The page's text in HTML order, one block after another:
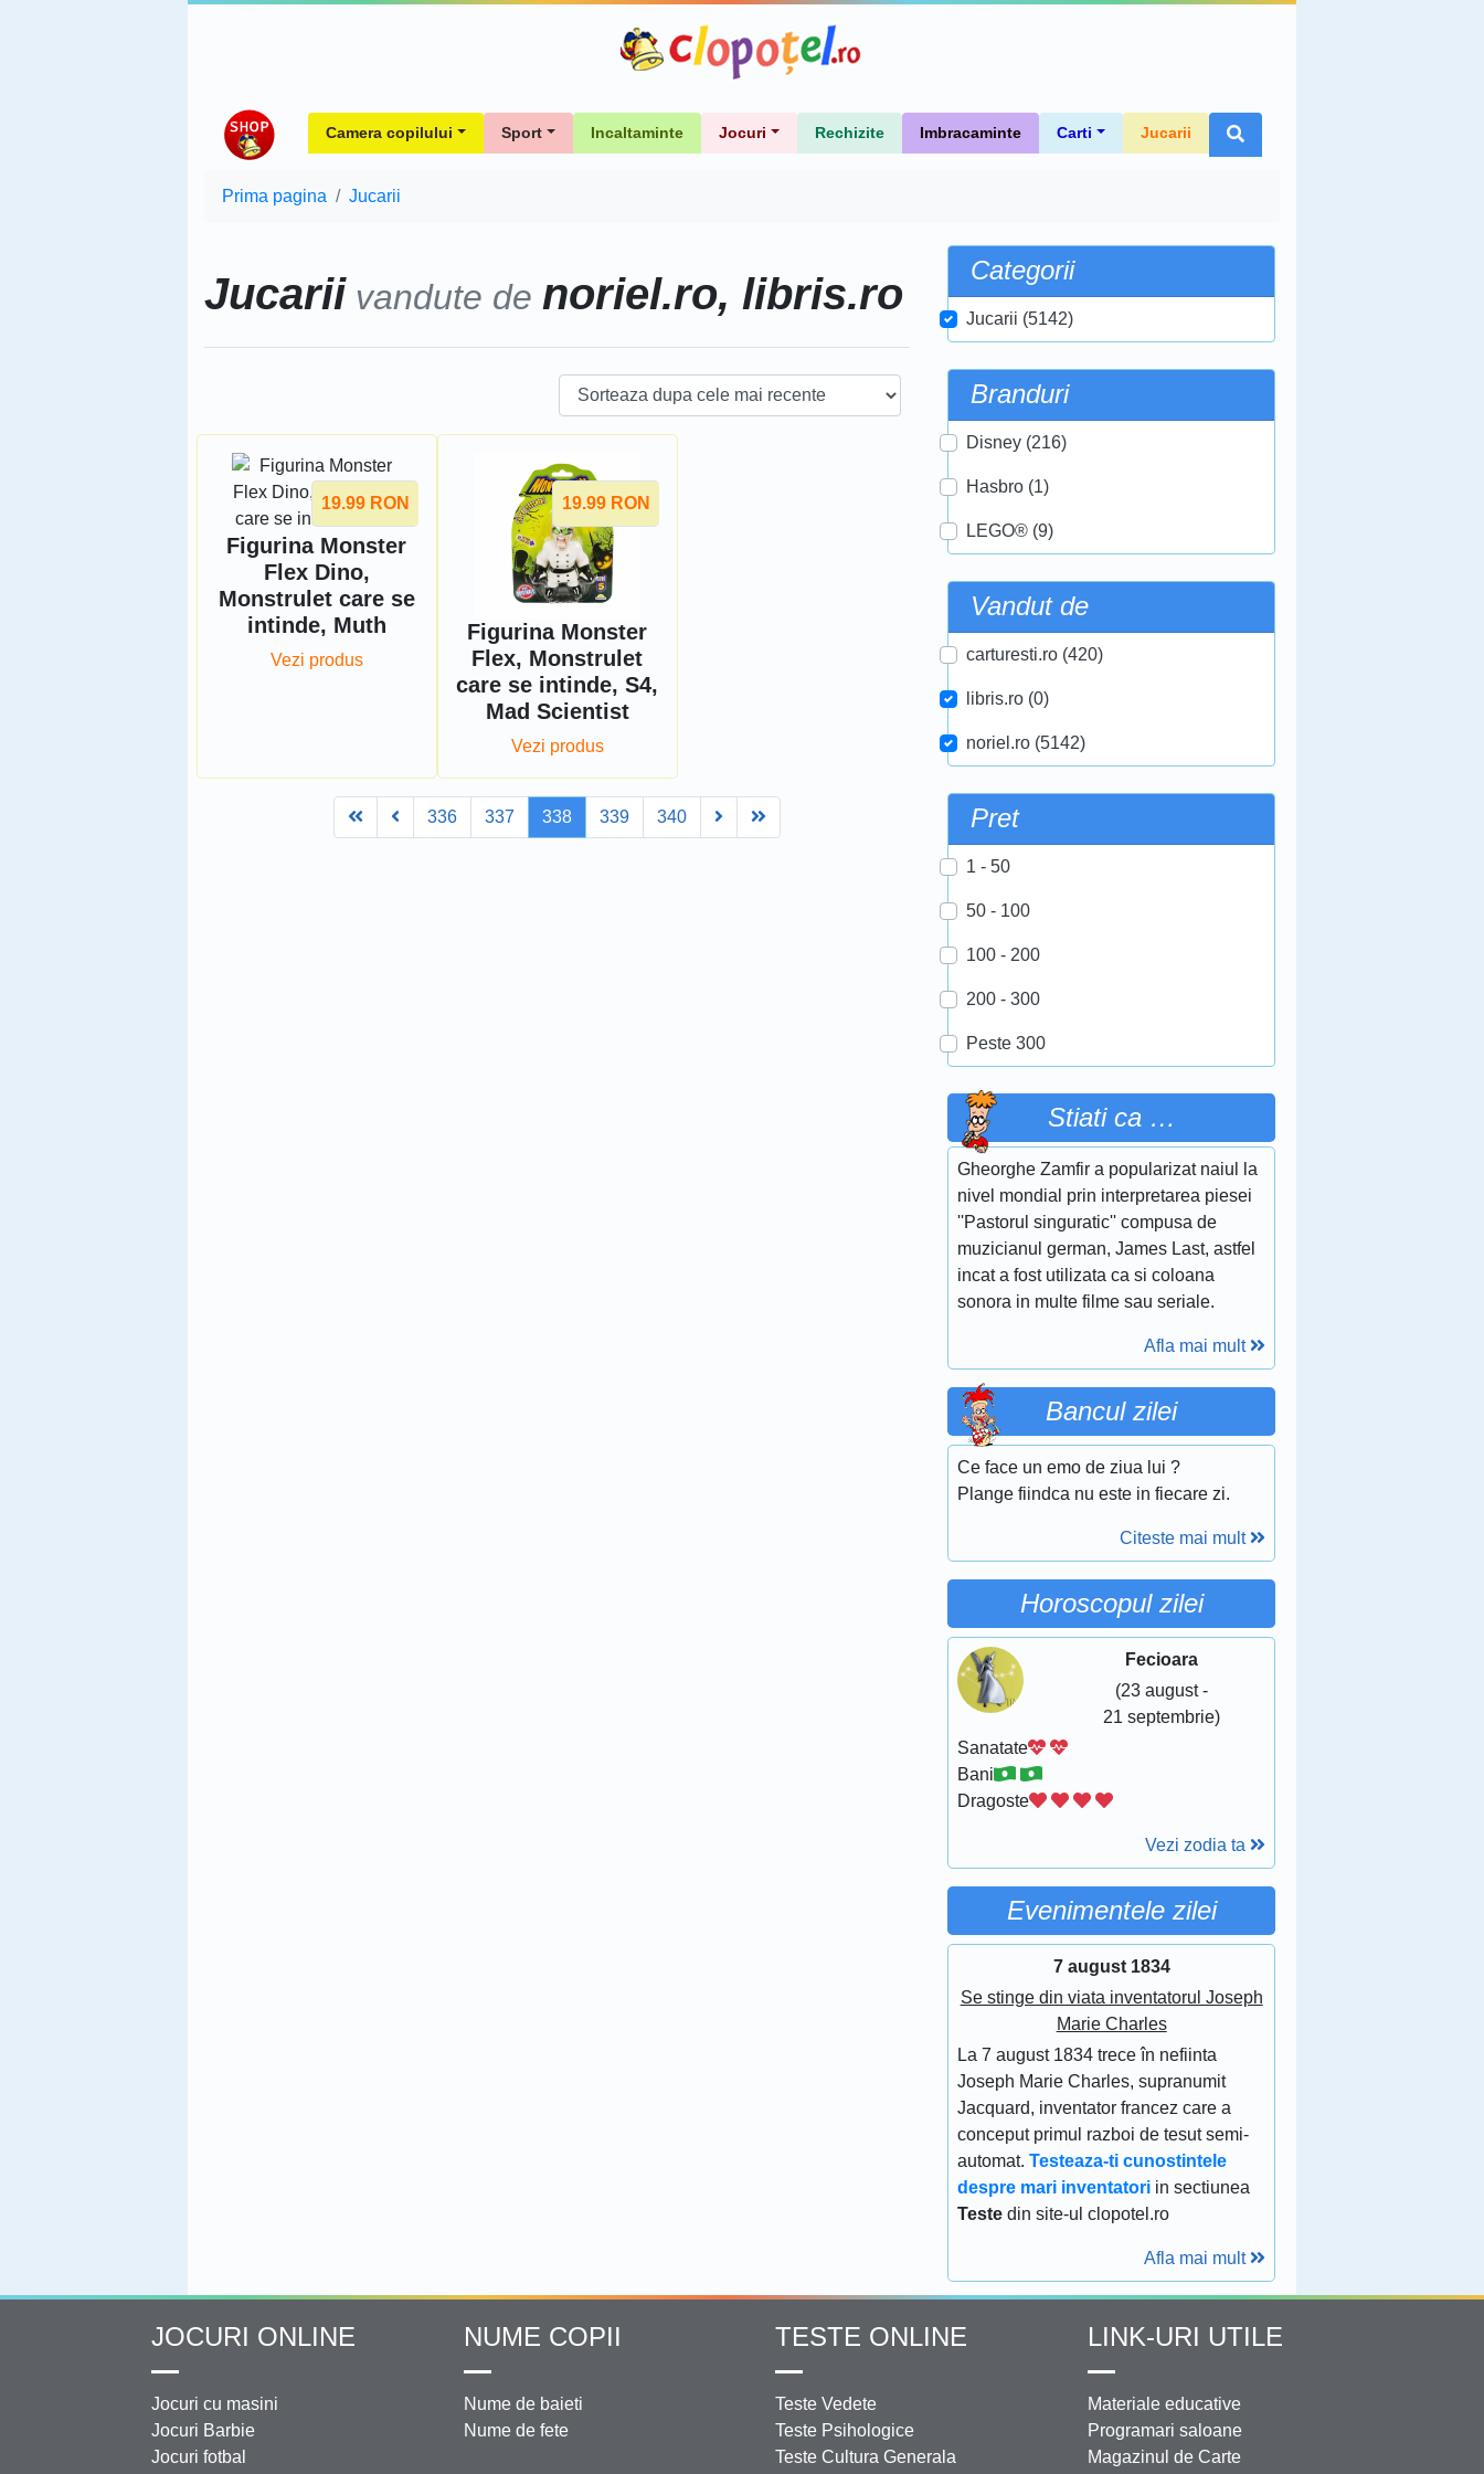
Camera copilului Sport Incaltaminte Jocuri Rechizite Imbracaminte Carti Jucarii
Prima pagina Jucarii
Jucarii vandute de noriel.ro, libris.ro
19.99 RON
Figurina Monster
Flex Dino,
Monstrulet care se
intinde, Muth
Vezi produs
19.99 RON
Figurina Monster
Flex, Monstrulet
care se intinde, S4,
Mad Scientist
Vezi produs
FirstPrev336 337 338 339 340 Next
Categorii
Jucarii (5142)
Branduri
Disney (216)
Hasbro (1)
LEGO® (9)
Vandut de
carturesti.ro (420)
libris.ro (0)
noriel.ro (5142)
Pret
1 - 50
50 - 100
100 - 200
200 - 300
Peste 300
Stiati ca …
Gheorghe Zamfir a popularizat naiul la
nivel mondial prin interpretarea piesei
''Pastorul singuratic'' compusa de
muzicianul german, James Last, astfel
incat a fost utilizata ca si coloana
sonora in multe filme sau seriale.
Afla mai mult
Bancul zilei
Ce face un emo de ziua lui ?
Plange fiindca nu este in fiecare zi.
Citeste mai mult
Horoscopul zilei
Fecioara
(23 august -
21 septembrie)
Sanatate
Bani
Dragoste
Vezi zodia ta
Evenimentele zilei
7 august 1834
Se stinge din viata inventatorul Joseph
Marie Charles
La 7 august 1834 trece în nefiinta
Joseph Marie Charles, supranumit
Jacquard, inventator francez care a
conceput primul razboi de tesut semi-
automat.Testeaza-ti cunostintele
despre mari inventatori in sectiunea
Teste din site-ul clopotel.ro
Afla mai mult
JOCURI ONLINE
Jocuri cu masini
Jocuri Barbie
Jocuri fotbal
NUME COPII
Nume de baieti
Nume de fete
TESTE ONLINE
Teste Vedete
Teste Psihologice
Teste Cultura Generala
LINK-URI UTILE
Materiale educative
Programari saloane
Magazinul de Carte